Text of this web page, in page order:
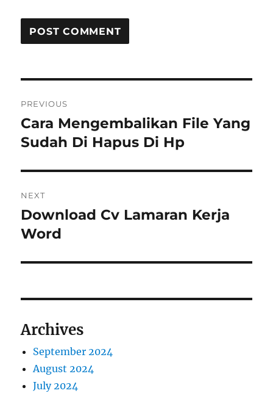
navigation
PREVIOUS
Previous
post:
Cara Mengembalikan File Yang
Sudah Di Hapus Di Hp
NEXT
Next
post:
Download Cv Lamaran Kerja
Word
Archives
September 2024
August 2024
July 2024